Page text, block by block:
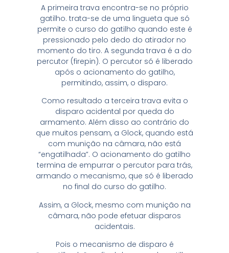
A primeira trava encontra-se no próprio
gatilho. trata-se de uma lingueta que só
permite o curso do gatilho quando este é
pressionado pelo dedo do atirador no
momento do tiro. A segunda trava é a do
percutor (firepin). O percutor só é liberado
após o acionamento do gatilho,
permitindo, assim, o disparo.
Como resultado a terceira trava evita o
disparo acidental por queda do
armamento. Além disso ao contrário do
que muitos pensam, a Glock, quando está
com munição na câmara, não está
“engatilhada”. O acionamento do gatilho
termina de empurrar o percutor para trás,
armando o mecanismo, que só é liberado
no final do curso do gatilho.
Assim, a Glock, mesmo com munição na
câmara, não pode efetuar disparos
acidentais.
Pois o mecanismo de disparo é